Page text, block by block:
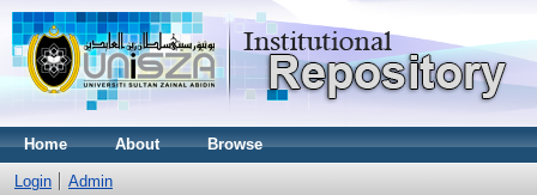
Home About Browse
Login Admin